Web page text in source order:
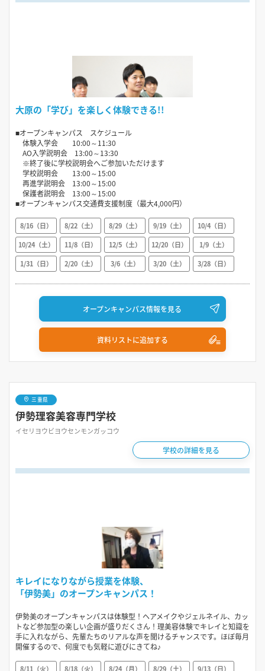
大原の「学び」を楽しく体験できる!!
■オープンキャンパス スケジュール
体験入学会 10:00～11:30
AO入学説明会 13:00～13:30
※終了後に学校説明会へご参加いただけます
学校説明会 13:00～15:00
再進学説明会 13:00～15:00
保護者説明会 13:00～15:00
■オープンキャンパス交通費支援制度（最大4,000円）
8/16（日） 8/22（土） 8/29（土） 9/19（土）
10/4（日）
10/24（土）
11/8（日） 12/5（土） 12/20（日）
1/9（土）
1/31（日）
2/20（土） 3/6（土） 3/20（土） 3/28（日）
オープンキャンパス情報を見る
資料リストに追加する
三重県
伊勢理容美容専門学校
イセリヨウビヨウセンモンガッコウ
学校の詳細を見る
キレイになりながら授業を体験、
「伊勢美」のオープンキャンパス！
伊勢美のオープンキャンパスは体験型！ヘアメイクやジェルネイル、カッ
トなど参加型の楽しい企画が盛りだくさん！理美容体験でキレイと知識を
手に入れながら、先輩たちのリアルな声を聞けるチャンスです。ほぼ毎月
開催するので、何度でも気軽に遊びにきてね♪
8/11（火） 8/18（火） 8/24（月） 8/29（土） 9/13（日）